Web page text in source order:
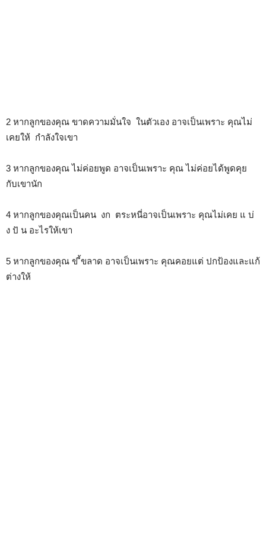
2 หากลูกของคุณ ขาดความมั่นใจ ในตัวเอง อาจเป็นเพราะ คุณไม่
เคยให้ กำลังใจเขา
3 หากลูกของคุณ ไม่ค่อยพูด อาจเป็นเพราะ คุณ ไม่ค่อยได้พูดคุย
กับเขานัก
4 หากลูกของคุณเป็นคน งก ตระหนี่อาจเป็นเพราะ คุณไม่เคย แ บ่
ง ปั น อะไรให้เขา
5 หากลูกของคุณ ข ี้ขลาด อาจเป็นเพราะ คุณคอยแต่ ปกป้องและแก้
ต่างให้